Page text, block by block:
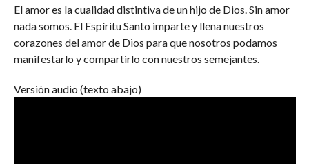
El amor es la cualidad distintiva de un hijo de Dios. Sin amor
nada somos. El Espíritu Santo imparte y llena nuestros
corazones del amor de Dios para que nosotros podamos
manifestarlo y compartirlo con nuestros semejantes.
Versión audio (texto abajo)